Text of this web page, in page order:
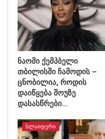
ნაომი ქემპბელი
თბილისში ჩამოდის –
ცნობილია, როდის
დაიწყება შოუზე
დასასწრები…
ᲡᲚᲐᲘᲓᲔᲠᲘ